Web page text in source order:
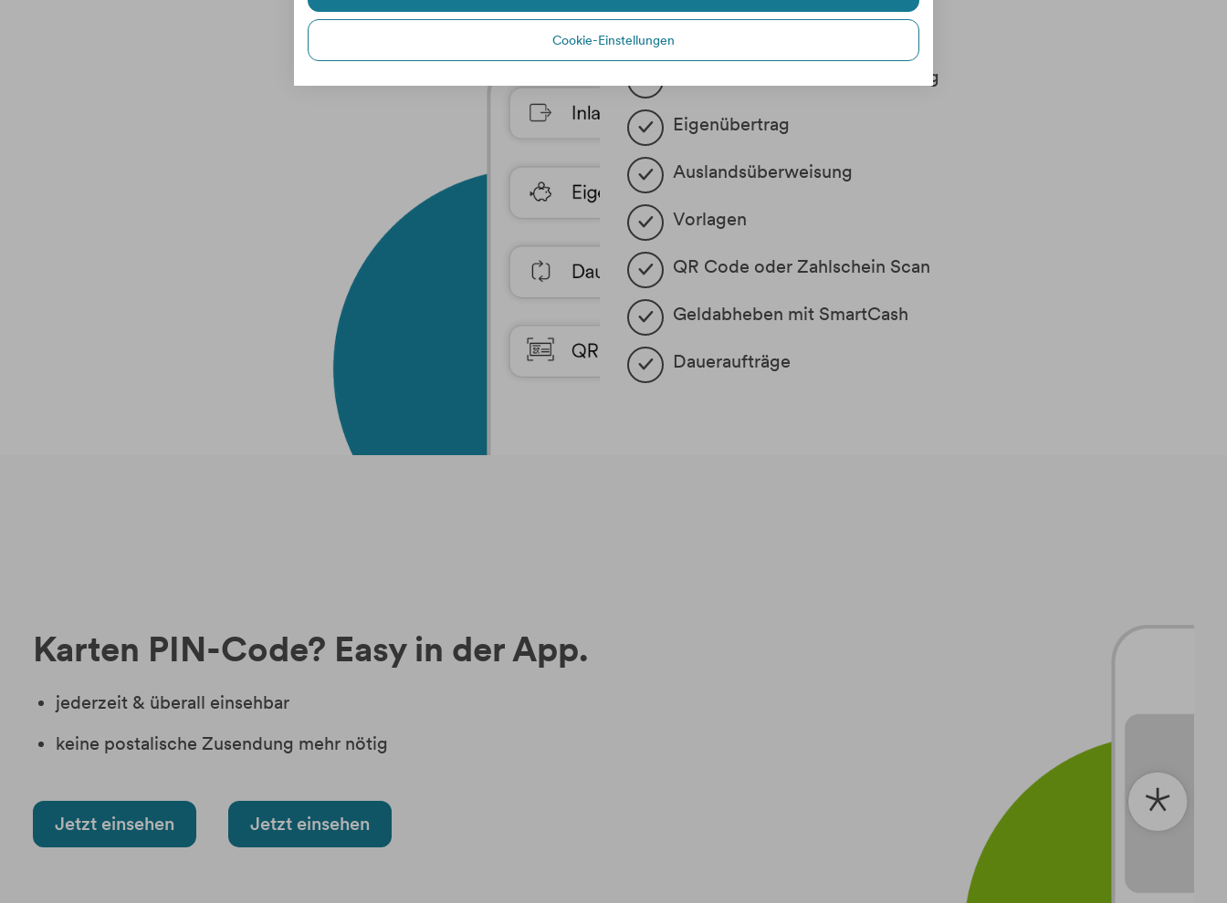
Cookie-Einstellungengemacht. 💸
Inlands- und SEPA-Überweisung
Eigenübertrag
Auslandsüberweisung
Vorlagen
QR Code oder Zahlschein Scan
Geldabheben mit SmartCash
Daueraufträge
Karten PIN-Code? Easy in der App.
jederzeit & überall einsehbar
keine postalische Zusendung mehr nötig
Jetzt einsehen Jetzt einsehen